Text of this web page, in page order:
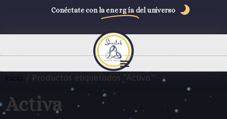
Conéctate con la energía del universo
Inicio / Productos etiquetados “Activa”
Activa